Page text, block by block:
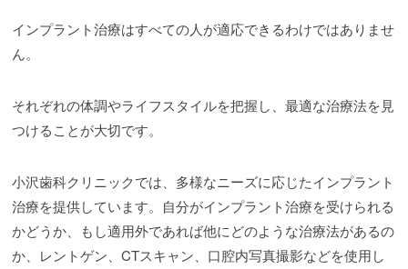
インプラント治療はすべての人が適応できるわけではありませ
ん。
それぞれの体調やライフスタイルを把握し、最適な治療法を見
つけることが大切です。
小沢歯科クリニックでは、多様なニーズに応じたインプラント
治療を提供しています。自分がインプラント治療を受けられる
かどうか、もし適用外であれば他にどのような治療法があるの
か、レントゲン、CTスキャン、口腔内写真撮影などを使用し